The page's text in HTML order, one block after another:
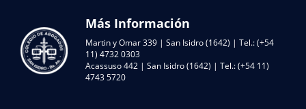
Más Información
Martin y Omar 339 | San Isidro (1642) | Tel.: (+54
11) 4732 0303
Acassuso 442 | San Isidro (1642) | Tel.: (+54 11)
4743 5720